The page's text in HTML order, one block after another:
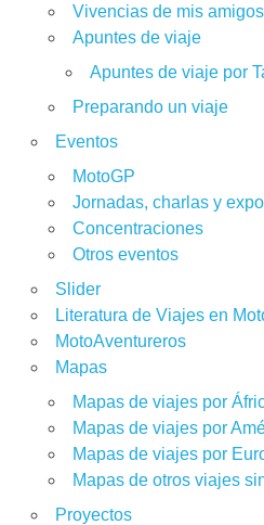
Vivencias de mis amigos
Apuntes de viaje
Apuntes de viaje por
Preparando un viaje
Eventos
MotoGP
Jornadas, charlas y
Concentraciones
Otros eventos
Slider
Literatura de Viajes en
MotoAventureros
Mapas
Mapas de viajes por
Mapas de viajes por
Mapas de viajes por
Mapas de otros viajes
Proyectos